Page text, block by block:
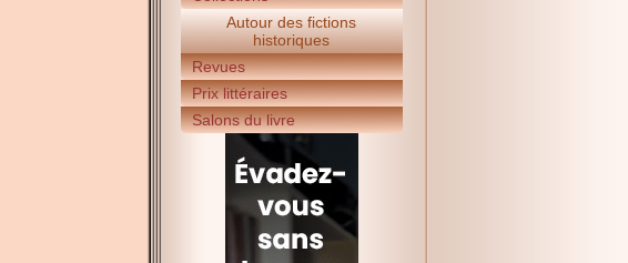
Autour des fictions
historiques
Revues
Prix littéraires
Salons du livre